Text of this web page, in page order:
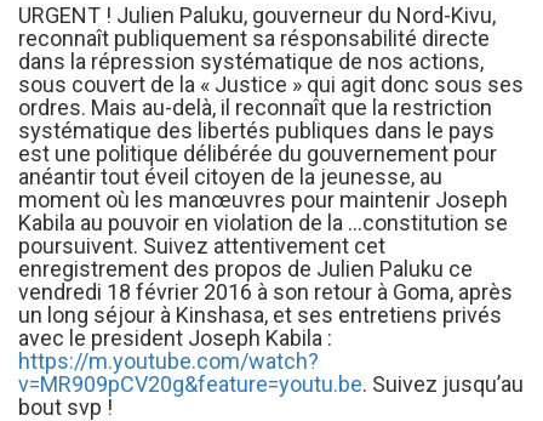
URGENT ! Julien Paluku, gouverneur du Nord-Kivu,
reconnaît publiquement sa résponsabilité directe
dans la répression systématique de nos actions,
sous couvert de la « Justice » qui agit donc sous ses
ordres. Mais au-delà, il reconnaît que la restriction
systématique des libertés publiques dans le pays
est une politique délibérée du gouvernement pour
anéantir tout éveil citoyen de la jeunesse, au
moment où les manœuvres pour maintenir Joseph
Kabila au pouvoir en violation de la …constitution se
poursuivent. Suivez attentivement cet
enregistrement des propos de Julien Paluku ce
vendredi 18 février 2016 à son retour à Goma, après
un long séjour à Kinshasa, et ses entretiens privés
avec le president Joseph Kabila :
https://m.youtube.com/watch?
v=MR909pCV20g&feature=youtu.be. Suivez jusqu’au
bout svp !